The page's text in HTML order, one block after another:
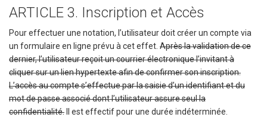
ARTICLE 3. Inscription et Accès
Pour effectuer une notation, l’utilisateur doit créer un compte via
un formulaire en ligne prévu à cet effet. Après la validation de ce
dernier, l’utilisateur reçoit un courrier électronique l’invitant à
cliquer sur un lien hypertexte afin de confirmer son inscription.
L’accès au compte s’effectue par la saisie d’un identifiant et du
mot de passe associé dont l’utilisateur assure seul la
confidentialité. Il est effectif pour une durée indéterminée.